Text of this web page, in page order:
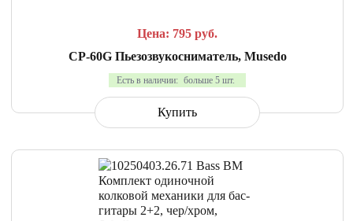
Цена: 795 руб.
CP-60G Пьезозвукосниматель, Musedo
Есть в наличии: больше 5 шт.
Купить